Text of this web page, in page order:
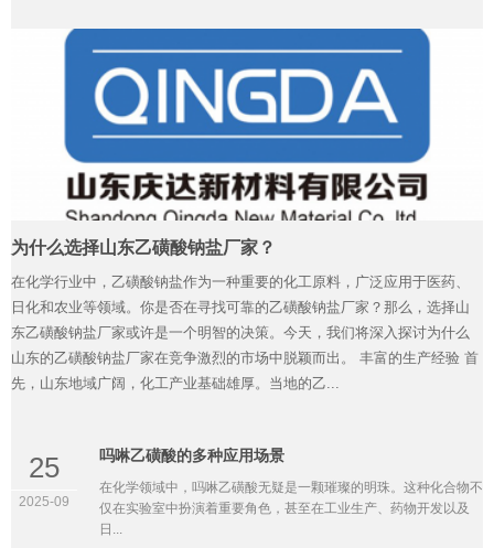
为什么选择山东乙磺酸钠盐厂家？
在化学行业中，乙磺酸钠盐作为一种重要的化工原料，广泛应用于医药、
日化和农业等领域。你是否在寻找可靠的乙磺酸钠盐厂家？那么，选择山
东乙磺酸钠盐厂家或许是一个明智的决策。今天，我们将深入探讨为什么
山东的乙磺酸钠盐厂家在竞争激烈的市场中脱颖而出。 丰富的生产经验 首
先，山东地域广阔，化工产业基础雄厚。当地的乙...
25
2025-09
吗啉乙磺酸的多种应用场景
在化学领域中，吗啉乙磺酸无疑是一颗璀璨的明珠。这种化合物不
仅在实验室中扮演着重要角色，甚至在工业生产、药物开发以及
日...